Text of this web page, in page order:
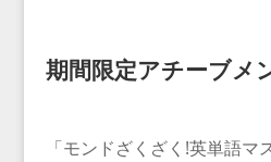
期間限定アチーブメ
「モンドざくざく!英単語